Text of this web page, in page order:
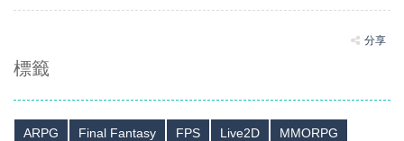
分享
標籤
ARPG Final Fantasy FPS Live2D
MMORPG